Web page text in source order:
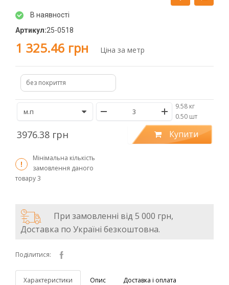
В наявності
Артикул:25-0518
1 325.46 грн Ціна за метр
без покриття
9.58 кг
/0.50 шт
3976.38 грн Купити
Мінімальна кількість
замовлення даного
товару3
При замовленні від 5 000 грн,
Доставка по Україні безкоштовна.
Поділитися:
Характеристики Опис Доставка і оплата